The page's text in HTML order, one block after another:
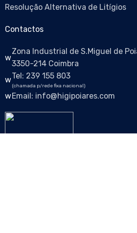
Resolução Alternativa de Litígios
Contactos
Zona Industrial de S.Miguel de
3350-214 Coimbra
Tel: 239 155 803
(chamada p/rede fixa nacional)
Email: info@higipoiares.com